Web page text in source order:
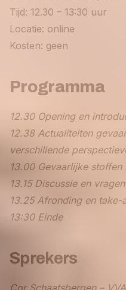
Tijd: 12.30 – 13:30 uur
Locatie: online
Kosten: geen
Programma
12.30 Opening en
12.38 Actualiteiten
verschillende
13.00 Gevaarlijke
13.15 Discussie en
13.25 Afronding en take-
13:30 Einde
Sprekers
Cor Schaatsbergen – VVA.